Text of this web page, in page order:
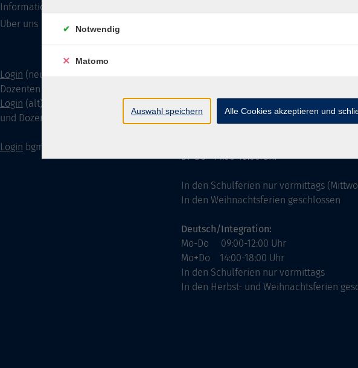
Informationen
Über uns
Login (neu) für Dozentinnen und
Dozenten
Login (alt) für Dozentinnen
und Dozenten
Login bgm-cloud
85435 ErdingGoogleMaps®
Servicezeiten
allgemein:
Di+Do 14:00-18:00 Uhr
In den Schulferien nur vormittags
In den Weihnachtsferien geschlossen
Deutsch/Integration:
Mo-Do 09:00-12:00 Uhr
Mo+Do 14:00-18:00 Uhr
In den Schulferien nur vormittags
In den Herbst- und Weihnachtsferien
Notwendig
Matomo
Auswahl speichern Alle Cookies akzeptieren und